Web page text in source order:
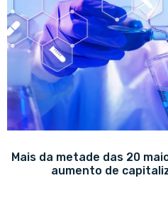
Mais da metade das 20
aumento de